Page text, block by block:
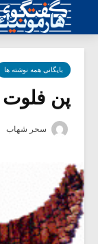
بایگانی همه نوشته ها
پن فلوت
سحر شهاب